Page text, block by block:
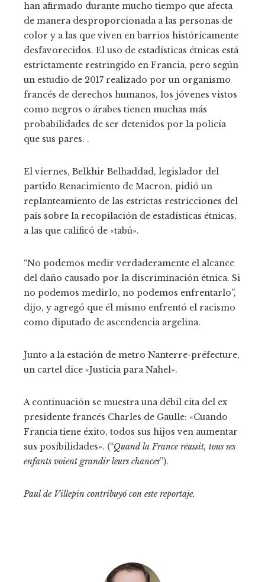
han afirmado durante mucho tiempo que afecta
de manera desproporcionada a las personas de
color y a las que viven en barrios históricamente
desfavorecidos. El uso de estadísticas étnicas está
estrictamente restringido en Francia, pero según
un estudio de 2017 realizado por un organismo
francés de derechos humanos, los jóvenes vistos
como negros o árabes tienen muchas más
probabilidades de ser detenidos por la policía
que sus pares. .
El viernes, Belkhir Belhaddad, legislador del
partido Renacimiento de Macron, pidió un
replanteamiento de las estrictas restricciones del
país sobre la recopilación de estadísticas étnicas,
a las que calificó de «tabú».
“No podemos medir verdaderamente el alcance
del daño causado por la discriminación étnica. Si
no podemos medirlo, no podemos enfrentarlo”,
dijo, y agregó que él mismo enfrentó el racismo
como diputado de ascendencia argelina.
Junto a la estación de metro Nanterre-préfecture,
un cartel dice «Justicia para Nahel».
A continuación se muestra una débil cita del ex
presidente francés Charles de Gaulle: «Cuando
Francia tiene éxito, todos sus hijos ven aumentar
sus posibilidades». (“Quand la France réussit, tous ses
enfants voient grandir leurs chances”).
Paul de Villepin contribuyó con este reportaje.